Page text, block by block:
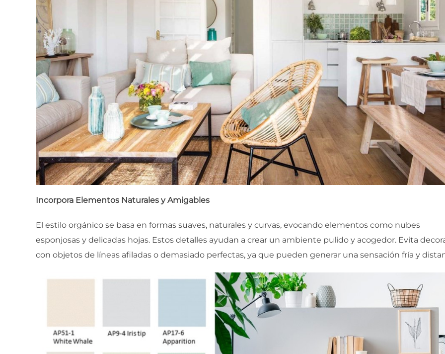
Incorpora Elementos Naturales y Amigables
El estilo orgánico se basa en formas suaves, naturales y curvas, evocando elementos como nubes
esponjosas y delicadas hojas. Estos detalles ayudan a crear un ambiente pulido y acogedor. Evita
con objetos de líneas afiladas o demasiado perfectas, ya que pueden generar una sensación fría y